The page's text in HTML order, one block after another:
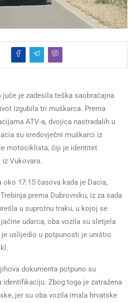
je zadesila teška saobraćajna
izgubila tri muškarca. Prema
ATV-a, dvojica nastradalih u
su sredovječni muškarci iz
motociklista, čiji je identitet
Vukovara.
oko 17:15 časova kada je Dacia,
prema Dubrovniku, iz za sada
u suprotnu traku, u kojoj se
udarca, oba vozila su sletjela
je uslijedio u potpunosti je uništio
dokumenta potpuno su
identifikaciju. Zbog toga je zatražena
jer su oba vozila imala hrvatske